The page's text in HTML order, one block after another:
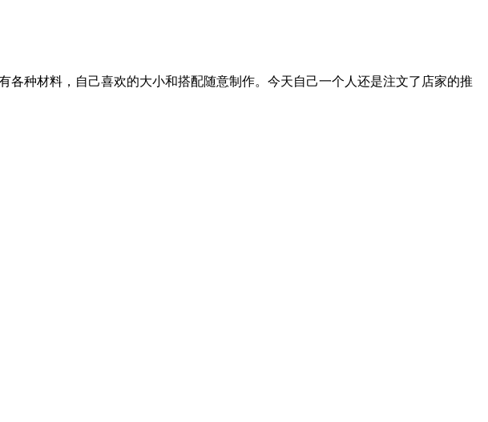
种材料，自己喜欢的大小和搭配随意制作。今天自己一个人还是注文了店家的推